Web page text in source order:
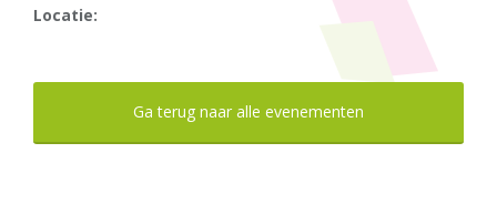
Locatie:
Ga terug naar alle evenementen